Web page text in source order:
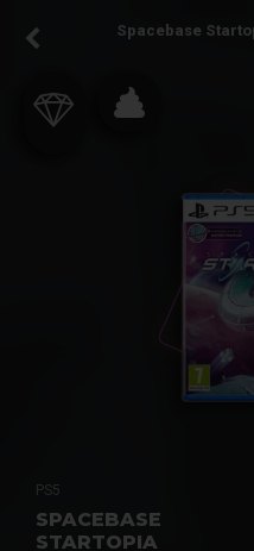
Spacebase
PS5
SPACEBASE
STARTOPIA